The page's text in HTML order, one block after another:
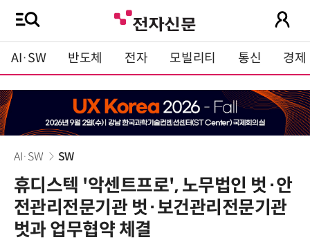
AI·SW 반도체 전자 모빌리티 통신 경제
AI·SW SW
휴디스텍 '악센트프로', 노무법인 벗·안
전관리전문기관 벗·보건관리전문기관
벗과 업무협약 체결